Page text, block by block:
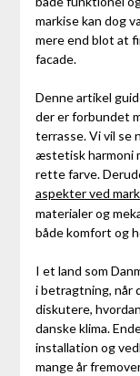
markise kan dog
mere end blot at
facade.
Denne artikel
der er forbundet
terrasse. Vi vil se
æstetisk harmoni
rette farve.
aspekter ved
materialer og
både komfort og
I et land som
i betragtning, når
diskutere,
danske klima.
installation og
mange år